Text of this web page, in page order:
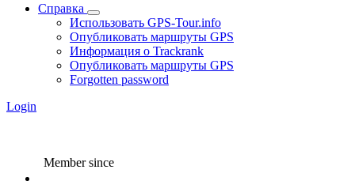
Справка
Использовать GPS-Tour.info
Опубликовать маршруты GPS
Информация о Trackrank
Опубликовать маршруты GPS
Forgotten password
Login
Member since